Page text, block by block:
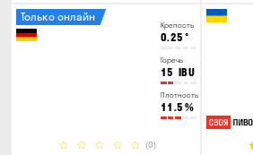
Крепость
0.25 °
Горечь
15 IBU
Плотность
11.5 %
(0)
Только онлайн